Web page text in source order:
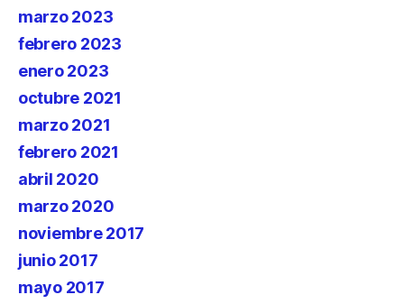
marzo 2023
febrero 2023
enero 2023
octubre 2021
marzo 2021
febrero 2021
abril 2020
marzo 2020
noviembre 2017
junio 2017
mayo 2017